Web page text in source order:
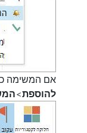
אם המשימה
להוספת>